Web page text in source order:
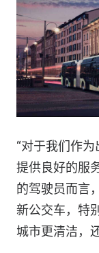
“对于我们作
提供良好的服
的驾驶员而言
新公交车，特
城市更清洁，